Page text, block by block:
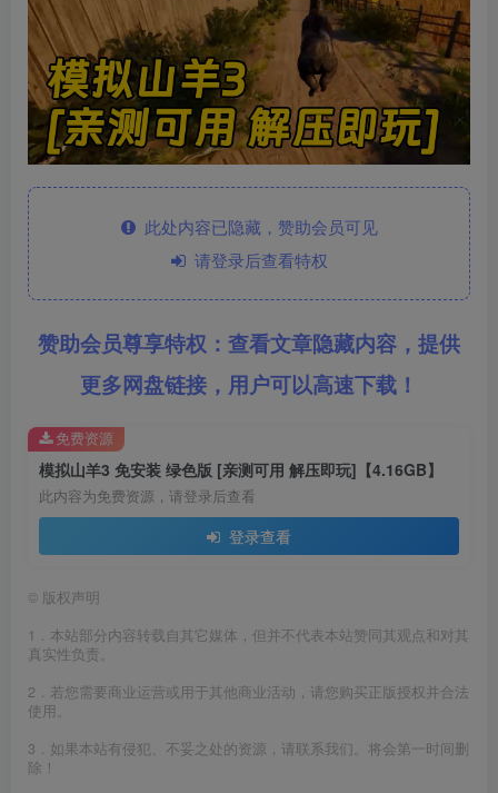
此处内容已隐藏，赞助会员可见
请登录后查看特权
赞助会员尊享特权：查看文章隐藏内容，提供
更多网盘链接，用户可以高速下载！
模拟山羊3 免安装 绿色版 [亲测可用 解压即玩]【4.16GB】
此内容为免费资源，请登录后查看
登录查看
免费资源
© 版权声明
1．本站部分内容转载自其它媒体，但并不代表本站赞同其观点和对其
真实性负责。
2．若您需要商业运营或用于其他商业活动，请您购买正版授权并合法
使用。
3．如果本站有侵犯、不妥之处的资源，请联系我们。将会第一时间删
除！